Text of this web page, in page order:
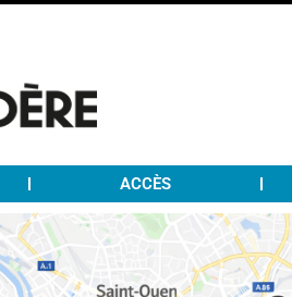
ACCÈS